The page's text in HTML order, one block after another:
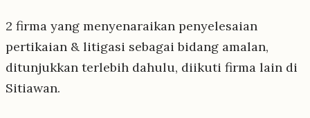
2 firma yang menyenaraikan penyelesaian
pertikaian & litigasi sebagai bidang amalan,
ditunjukkan terlebih dahulu, diikuti firma lain di
Sitiawan.